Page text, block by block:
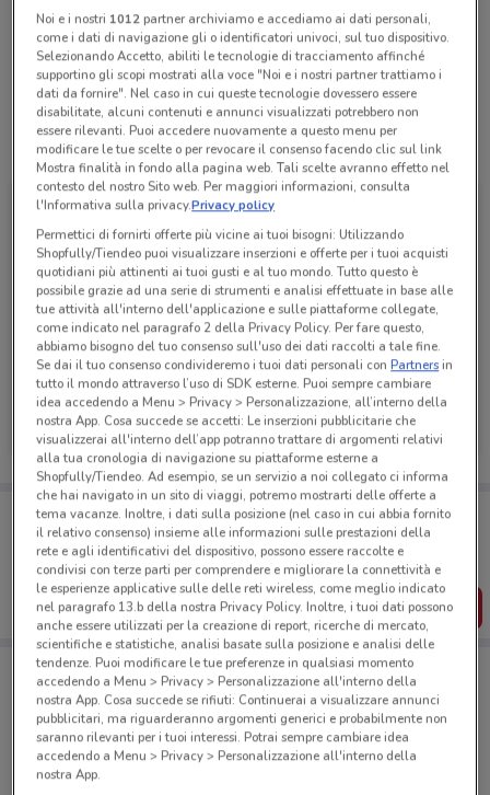
Lunedì n.d.
Martedì n.d.
Mercoledì n.d.
Giovedì n.d.
Venerdì n.d.
Sabato n.d.
Domenica n.d.
Tutte le promozioni di questo negozio
Poste Italiane
Scade il 06/10 580 m
Porta DoveConviene sempre con te!
Puoi trovare le migliori offerte dei negozi vicino a te,
salvarle e creare la tua lista del risparmio, comodamente
dal tuo cellulare.
SCARICA L’APP
Negozi Poste Italiane a Cecchina
Noi e i nostri 1012partner archiviamo e accediamo ai dati personali,
come i dati di navigazione gli o identificatori univoci, sul tuo dispositivo.
Selezionando Accetto, abiliti le tecnologie di tracciamento affinché
supportino gli scopi mostrati alla voce "Noi e i nostri partner trattiamo i
dati da fornire". Nel caso in cui queste tecnologie dovessero essere
disabilitate, alcuni contenuti e annunci visualizzati potrebbero non
essere rilevanti. Puoi accedere nuovamente a questo menu per
modificare le tue scelte o per revocare il consenso facendo clic sul link
Mostra finalità in fondo alla pagina web. Tali scelte avranno effetto nel
contesto del nostro Sito web. Per maggiori informazioni, consulta
l'Informativa sulla privacy.Privacy policy
Permettici di fornirti offerte più vicine ai tuoi bisogni: Utilizzando
Shopfully/Tiendeo puoi visualizzare inserzioni e offerte per i tuoi acquisti
quotidiani più attinenti ai tuoi gusti e al tuo mondo. Tutto questo è
possibile grazie ad una serie di strumenti e analisi effettuate in base alle
tue attività all'interno dell'applicazione e sulle piattaforme collegate,
come indicato nel paragrafo 2 della Privacy Policy. Per fare questo,
abbiamo bisogno del tuo consenso sull'uso dei dati raccolti a tale fine.
Se dai il tuo consenso condivideremo i tuoi dati personali conPartnersin
tutto il mondo attraverso l’uso di SDK esterne. Puoi sempre cambiare
idea accedendo a Menu > Privacy > Personalizzazione, all’interno della
nostra App. Cosa succede se accetti: Le inserzioni pubblicitarie che
visualizzerai all'interno dell’app potranno trattare di argomenti relativi
alla tua cronologia di navigazione su piattaforme esterne a
Shopfully/Tiendeo. Ad esempio, se un servizio a noi collegato ci informa
che hai navigato in un sito di viaggi, potremo mostrarti delle offerte a
tema vacanze. Inoltre, i dati sulla posizione (nel caso in cui abbia fornito
il relativo consenso) insieme alle informazioni sulle prestazioni della
rete e agli identificativi del dispositivo, possono essere raccolte e
condivisi con terze parti per comprendere e migliorare la connettività e
le esperienze applicative sulle delle reti wireless, come meglio indicato
nel paragrafo 13.b della nostra Privacy Policy. Inoltre, i tuoi dati possono
anche essere utilizzati per la creazione di report, ricerche di mercato,
scientifiche e statistiche, analisi basate sulla posizione e analisi delle
tendenze. Puoi modificare le tue preferenze in qualsiasi momento
accedendo a Menu > Privacy > Personalizzazione all'interno della
nostra App. Cosa succede se rifiuti: Continuerai a visualizzare annunci
pubblicitari, ma riguarderanno argomenti generici e probabilmente non
saranno rilevanti per i tuoi interessi. Potrai sempre cambiare idea
accedendo a Menu > Privacy > Personalizzazione all'interno della
nostra App.